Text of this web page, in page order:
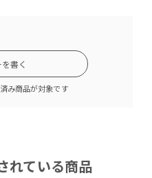
書く
み商品が対象です
れている商品